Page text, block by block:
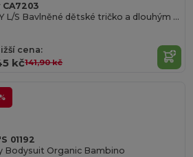
CA7203
BABY L/S Bavlněné dětské tričko a dlouhým rukávem
cena:
kč141,90 kč
01192
Bodysuit Organic Bambino